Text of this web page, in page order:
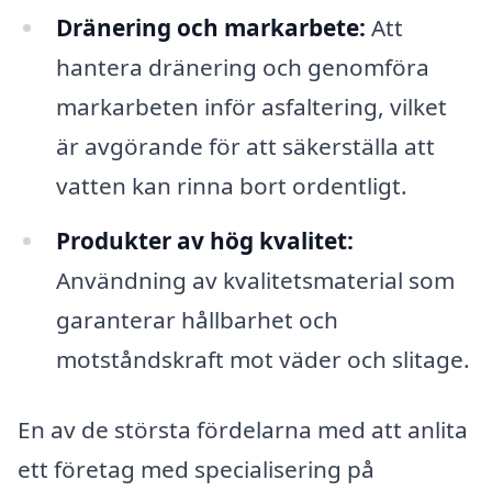
Dränering och markarbete: Att
hantera dränering och genomföra
markarbeten inför asfaltering, vilket
är avgörande för att säkerställa att
vatten kan rinna bort ordentligt.
Produkter av hög kvalitet:
Användning av kvalitetsmaterial som
garanterar hållbarhet och
motståndskraft mot väder och slitage.
En av de största fördelarna med att anlita
ett företag med specialisering på